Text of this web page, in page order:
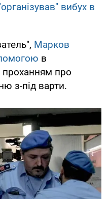
вибух в
Марков
в
проханням про
з-під варти.